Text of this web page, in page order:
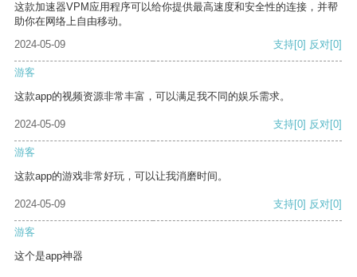
这款加速器VPM应用程序可以给你提供最高速度和安全性的连接，并帮
助你在网络上自由移动。
2024-05-09
支持[0] 反对[0]
游客
这款app的视频资源非常丰富，可以满足我不同的娱乐需求。
2024-05-09 支持[0] 反对[0]
游客
这款app的游戏非常好玩，可以让我消磨时间。
2024-05-09 支持[0] 反对[0]
游客
这个是app神器